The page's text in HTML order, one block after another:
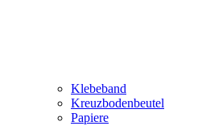
Klebeband
Kreuzbodenbeutel
Papiere